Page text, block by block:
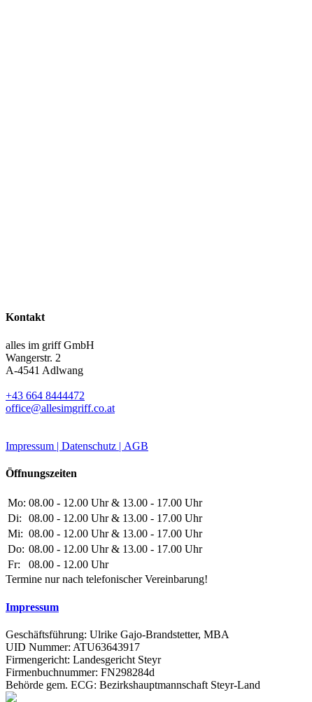
Kontakt
alles im griff GmbH
Wangerstr. 2
A-4541 Adlwang
+43 664 8444472
office@allesimgriff.co.at
Impressum | Datenschutz | AGB
Öffnungszeiten
Mo: 08.00 - 12.00 Uhr & 13.00 - 17.00 Uhr
Di:
08.00 - 12.00 Uhr & 13.00 - 17.00 Uhr
Mi: 08.00 - 12.00 Uhr & 13.00 - 17.00 Uhr
Do: 08.00 - 12.00 Uhr & 13.00 - 17.00 Uhr
Fr:
08.00 - 12.00 Uhr
Termine nur nach telefonischer Vereinbarung!
Impressum
Geschäftsführung: Ulrike Gajo-Brandstetter, MBA
UID Nummer: ATU63643917
Firmengericht: Landesgericht Steyr
Firmenbuchnummer: FN298284d
Behörde gem. ECG: Bezirkshauptmannschaft Steyr-Land